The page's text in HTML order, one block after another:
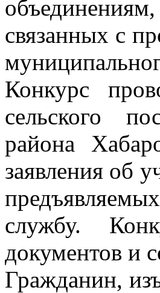
связанных с
Конкурс
сельского
района
заявления об
службу.
документов и
Гражданин,